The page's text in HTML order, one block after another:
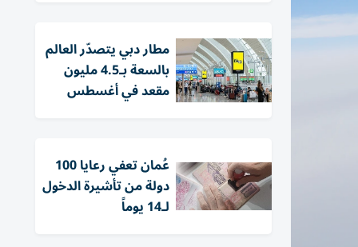
مطار دبي يتصدّر العالم
بالسعة بـ4.5 مليون
مقعد في أغسطس
عُمان تعفي رعايا 100
دولة من تأشيرة الدخول
لـ14 يوماً